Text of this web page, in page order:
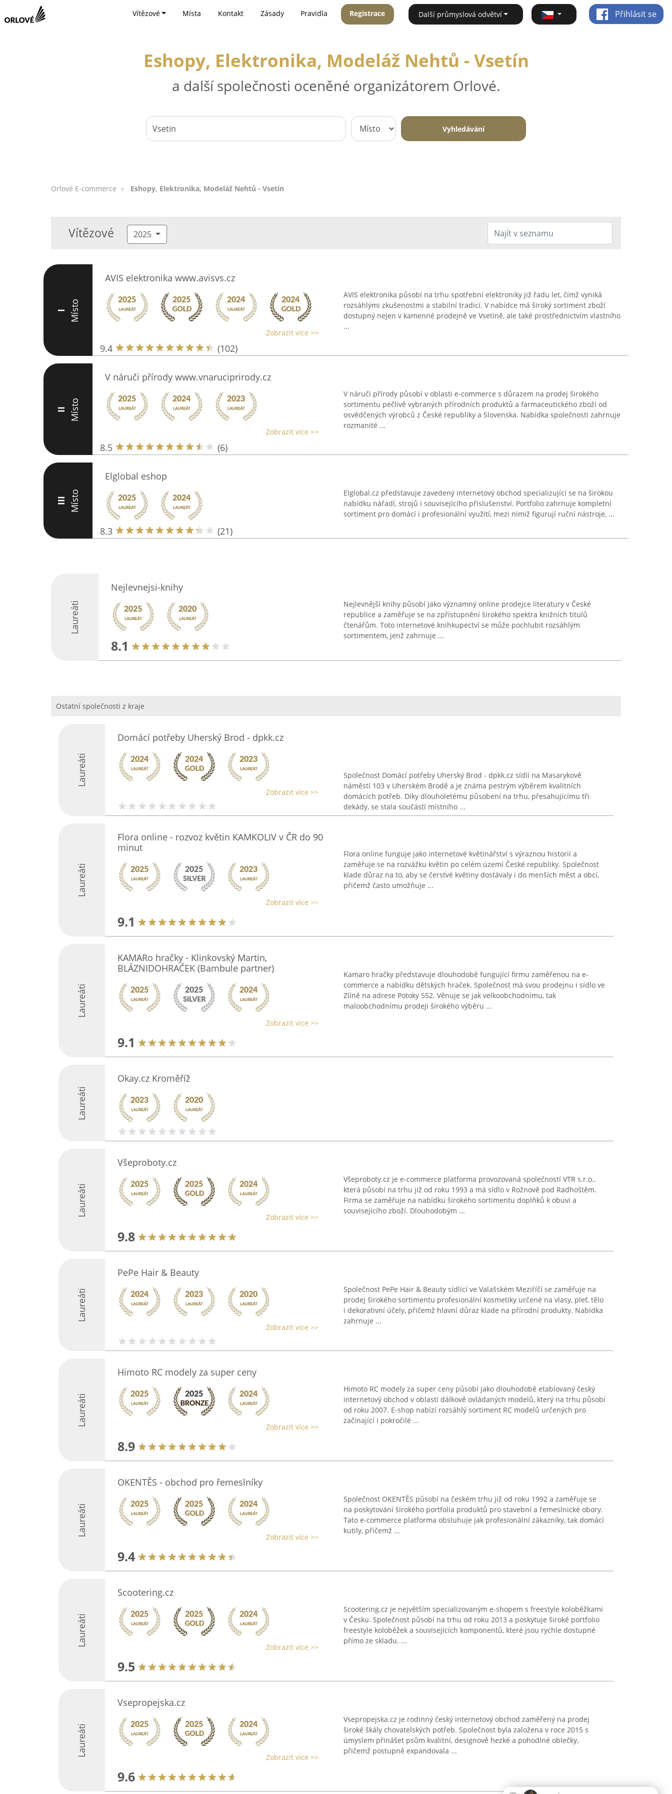
Vítězové Místa Kontakt Zásady Pravidla Registrace Další průmyslová odvětví Přihlásit se
Eshopy, Elektronika, Modeláž Nehtů - Vsetín
a další společnosti oceněné organizátorem Orlové.
Vyhledávání
Orlové E-commerce Eshopy, Elektronika, Modeláž Nehtů - Vsetín
Vítězové 2025
I Místo
AVIS elektronika www.avisvs.cz
Zobrazit více >>
9.4 (102)
AVIS elektronika působí na trhu spotřební elektroniky již řadu let, čímž vyniká
rozsáhlými zkušenostmi a stabilní tradicí. V nabídce má široký sortiment zboží
dostupný nejen v kamenné prodejně ve Vsetíně, ale také prostřednictvím vlastního
...
II Místo
V náruči přírody www.vnaruciprirody.cz
Zobrazit více >>
8.5 (6)
V náruči přírody působí v oblasti e-commerce s důrazem na prodej širokého
sortimentu pečlivě vybraných přírodních produktů a farmaceutického zboží od
osvědčených výrobců z České republiky a Slovenska. Nabídka společnosti zahrnuje
rozmanité ...
III Místo
Elglobal eshop
8.3 (21)
Elglobal.cz představuje zavedený internetový obchod specializující se na širokou
nabídku nářadí, strojů i souvisejícího příslušenství. Portfolio zahrnuje kompletní
sortiment pro domácí i profesionální využití, mezi nimiž figurují ruční nástroje, ...
Laureáti
Nejlevnejsi-knihy
8.1
Nejlevnější knihy působí jako významný online prodejce literatury v České
republice a zaměřuje se na zpřístupnění širokého spektra knižních titulů
čtenářům. Toto internetové knihkupectví se může pochlubit rozsáhlým
sortimentem, jenž zahrnuje ...
Ostatní společnosti z kraje
Laureáti
Domácí potřeby Uherský Brod - dpkk.cz
Zobrazit více >>
Společnost Domácí potřeby Uherský Brod - dpkk.cz sídlí na Masarykově
náměstí 103 v Uherském Brodě a je známa pestrým výběrem kvalitních
domácích potřeb. Díky dlouholetému působení na trhu, přesahujícímu tři
dekády, se stala součástí místního ...
Laureáti
Flora online - rozvoz květin KAMKOLIV v ČR do 90
minut
Zobrazit více >>
9.1
Flora online funguje jako internetové květinářství s výraznou historií a
zaměřuje se na rozvážku květin po celém území České republiky. Společnost
klade důraz na to, aby se čerstvé květiny dostávaly i do menších měst a obcí,
přičemž často umožňuje ...
Laureáti
KAMARo hračky - Klinkovský Martin,
BLÁZNIDOHRAČEK (Bambule partner)
Zobrazit více >>
9.1
Kamaro hračky představuje dlouhodobě fungující firmu zaměřenou na e-
commerce a nabídku dětských hraček. Společnost má svou prodejnu i sídlo ve
Zlíně na adrese Potoky 552. Věnuje se jak velkoobchodnímu, tak
maloobchodnímu prodeji širokého výběru ...
Laureáti
Okay.cz Kroměříž
Laureáti
Všeproboty.cz
Zobrazit více >>
9.8
Všeproboty.cz je e-commerce platforma provozovaná společností VTR s.r.o.,
která působí na trhu již od roku 1993 a má sídlo v Rožnově pod Radhoštěm.
Firma se zaměřuje na nabídku širokého sortimentu doplňků k obuvi a
souvisejícího zboží. Dlouhodobým ...
Laureáti
PePe Hair & Beauty
Zobrazit více >>
Společnost PePe Hair & Beauty sídlící ve Valašském Meziříčí se zaměřuje na
prodej širokého sortimentu profesionální kosmetiky určené na vlasy, pleť, tělo
i dekorativní účely, přičemž hlavní důraz klade na přírodní produkty. Nabídka
zahrnuje ...
Laureáti
Himoto RC modely za super ceny
Zobrazit více >>
8.9
Himoto RC modely za super ceny působí jako dlouhodobě etablovaný český
internetový obchod v oblasti dálkově ovládaných modelů, který na trhu působí
od roku 2007. E-shop nabízí rozsáhlý sortiment RC modelů určených pro
začínající i pokročilé ...
Laureáti
OKENTĚS - obchod pro řemeslníky
Zobrazit více >>
9.4
Společnost OKENTĚS působí na českém trhu již od roku 1992 a zaměřuje se
na poskytování širokého portfolia produktů pro stavební a řemeslnické obory.
Tato e-commerce platforma obsluhuje jak profesionální zákazníky, tak domácí
kutily, přičemž ...
Laureáti
Scootering.cz
Zobrazit více >>
9.5
Scootering.cz je největším specializovaným e-shopem s freestyle koloběžkami
v Česku. Společnost působí na trhu od roku 2013 a poskytuje široké portfolio
freestyle koloběžek a souvisejících komponentů, které jsou rychle dostupné
přímo ze skladu. ...
Laureáti
Vsepropejska.cz
Zobrazit více >>
9.6
Vsepropejska.cz je rodinný český internetový obchod zaměřený na prodej
široké škály chovatelských potřeb. Společnost byla založena v roce 2015 s
úmyslem přinášet psům kvalitní, designově hezké a pohodlné oblečky,
přičemž postupně expandovala ...